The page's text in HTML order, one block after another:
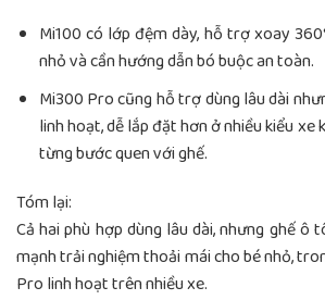
Mi100 có lớp đệm dày, hỗ trợ xoay
nhỏ và cần hướng dẫn bó buộc an toàn.
Mi300 Pro cũng hỗ trợ dùng lâu dài
linh hoạt, dễ lắp đặt hơn ở nhiều kiểu xe
từng bước quen với ghế.
Tóm lại:
Cả hai phù hợp dùng lâu dài, nhưng ghế ô
mạnh trải nghiệm thoải mái cho bé nhỏ,
Pro linh hoạt trên nhiều xe.